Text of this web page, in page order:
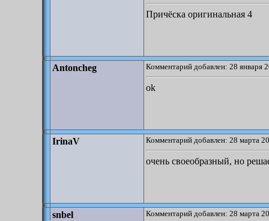
Причёска оригинальная 4
Antoncheg Комментарий добавлен: 28 января
ok
IrinaV Комментарий добавлен: 28 марта
очень своеобразный, но
snbel Комментарий добавлен: 28 марта